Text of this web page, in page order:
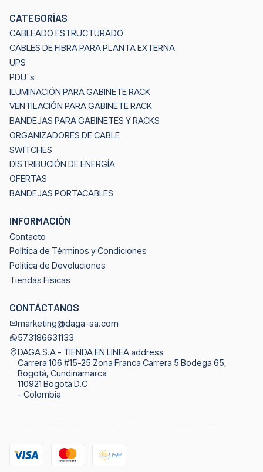
CATEGORÍAS
CABLEADO ESTRUCTURADO
CABLES DE FIBRA PARA PLANTA EXTERNA
UPS
PDU´s
ILUMINACIÓN PARA GABINETE RACK
VENTILACIÓN PARA GABINETE RACK
BANDEJAS PARA GABINETES Y RACKS
ORGANIZADORES DE CABLE
SWITCHES
DISTRIBUCIÓN DE ENERGÍA
OFERTAS
BANDEJAS PORTACABLES
INFORMACIÓN
Contacto
Política de Términos y Condiciones
Política de Devoluciones
Tiendas Físicas
CONTÁCTANOS
marketing@daga-sa.com
573186631133
DAGA S.A - TIENDA EN LINEA address
Carrera 106 #15-25 Zona Franca Carrera 5 Bodega 65,
Bogotá, Cundinamarca
110921 Bogotá D.C
- Colombia